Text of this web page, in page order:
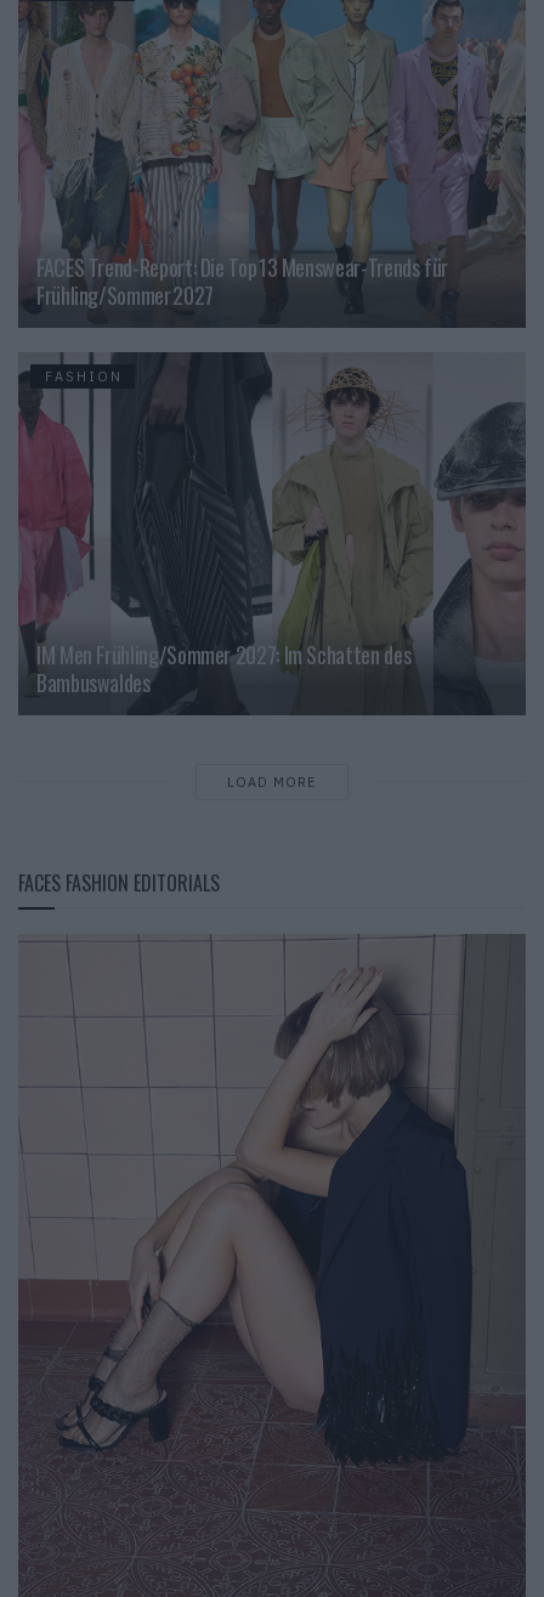
FACES Trend-Report: Die Top 13 Menswear-Trends für
Frühling/Sommer 2027
FASHION
IM Men Frühling/Sommer 2027: Im Schatten des
Bambuswaldes
LOAD MORE
FACES FASHION EDITORIALS